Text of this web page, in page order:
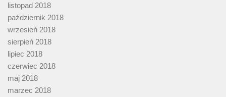
listopad 2018
październik 2018
wrzesień 2018
sierpień 2018
lipiec 2018
czerwiec 2018
maj 2018
marzec 2018